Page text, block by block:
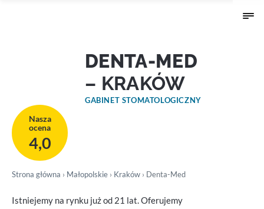
DENTA-MED
– KRAKÓW
GABINET STOMATOLOGICZNY
Nasza
ocena
4,0
Strona główna › Małopolskie › Kraków › Denta-Med
Istniejemy na rynku już od 21 lat. Oferujemy